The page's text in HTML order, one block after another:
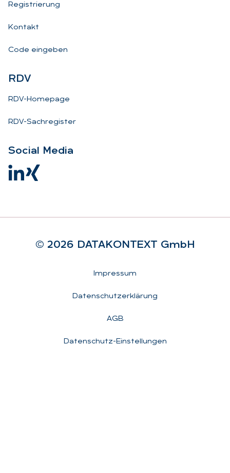
Registrierung
Kontakt
Code eingeben
RDV
RDV-Homepage
RDV-Sachregister
So­ci­al Me­dia
© 2026 DA­TA­KON­TEXT GmbH
Impressum
Datenschutzerklärung
AGB
Datenschutz-Einstellungen